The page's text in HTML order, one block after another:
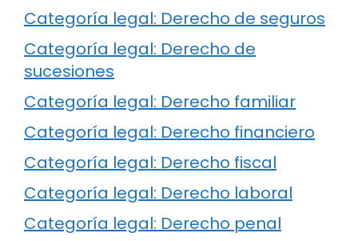
Categoría legal: Derecho de seguros
Categoría legal: Derecho de
sucesiones
Categoría legal: Derecho familiar
Categoría legal: Derecho financiero
Categoría legal: Derecho fiscal
Categoría legal: Derecho laboral
Categoría legal: Derecho penal